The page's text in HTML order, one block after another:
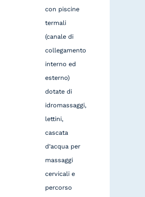
con piscine
termali
(canale di
collegamento
interno ed
esterno)
dotate di
idromassaggi,
lettini,
cascata
d’acqua per
massaggi
cervicali e
percorso